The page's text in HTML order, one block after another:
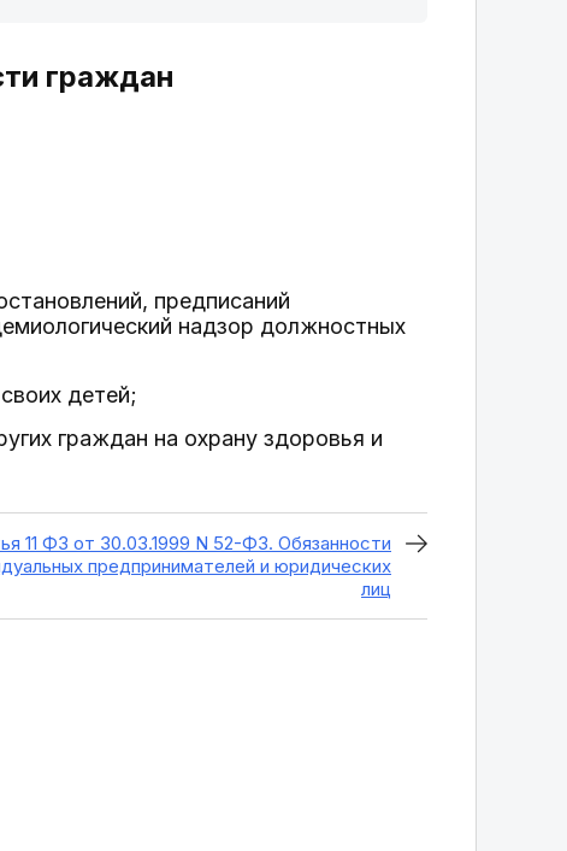
граждан
предписаний
надзор должностных
детей;
граждан на охрану здоровья и
11 ФЗ от 30.03.1999 N 52-ФЗ. Обязанности
предпринимателей и юридических
лиц